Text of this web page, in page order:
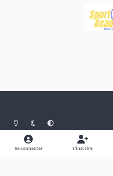
Light ModeDark ModeSystem Preference
Langue Thème
Se connecter S’inscrire